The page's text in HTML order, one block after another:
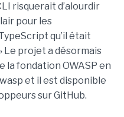
risquerait d’alourdir
pour les
qu’il était
Le projet a désormais
la fondation OWASP en
et il est disponible
sur GitHub.